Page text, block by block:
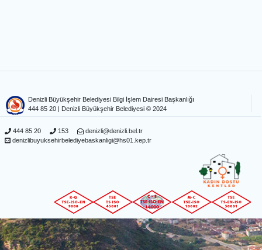
Denizli Büyükşehir Belediyesi Bilgi İşlem Dairesi Başkanlığı
444 85 20
| Denizli Büyükşehir Belediyesi © 2024
444 85 20 153
denizli@denizli.bel.tr
denizlibuyuksehirbelediyebaskanligi@hs01.kep.tr